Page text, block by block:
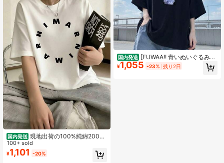
国内発送 現地出荷の100%純綿200g
Tシャツ、2026レディース夏ファッ
ションプリント半袖Tシャツ、カップ
ルスタイル、インナーにもアウター
100+ sold
¥1,101 -20%
国内発送 [FUWAA!! 青いぬいぐるみ柄
コットン半袖Tシャツ] 「​​FUWAA!!」
の文字をアクセントに効かせたユニ
¥1,055 -23% 残り2日